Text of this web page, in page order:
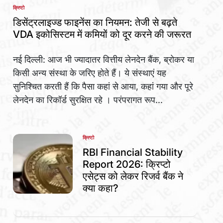
POSTED
IN
क्रिप्टो
डिसेंट्रलाइज्ड फाइनेंस का नियमन: तेजी से बढ़ते
VDA इकोसिस्टम में कमियों को दूर करने की जरूरत
नई दिल्ली: आज भी ज्यादातर वित्तीय लेनदेन बैंक, ब्रोकर या
किसी अन्य संस्था के जरिए होते हैं। ये संस्थाएं यह
सुनिश्चित करती हैं कि पैसा कहां से आया, कहां गया और पूरे
लेनदेन का रिकॉर्ड सुरक्षित रहे । परंपरागत रूप...
POSTED
IN
क्रिप्टो
RBI Financial Stability
Report 2026: क्रिप्टो
एसेट्स को लेकर रिजर्व बैंक ने
क्या कहा?